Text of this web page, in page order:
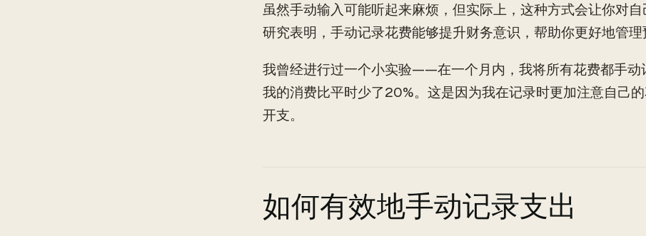
虽然手动输入可能听起来麻烦，但实际上，这种方式会让你对
研究表明，手动记录花费能够提升财务意识，帮助你更好地管理
我曾经进行过一个小实验——在一个月内，我将所有花费都手动
我的消费比平时少了20%。这是因为我在记录时更加注意自己
开支。
如何有效地手动记录支出